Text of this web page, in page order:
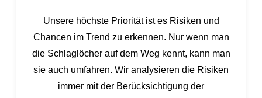
Unsere höchste Priorität ist es Risiken und
Chancen im Trend zu erkennen. Nur wenn man
die Schlaglöcher auf dem Weg kennt, kann man
sie auch umfahren. Wir analysieren die Risiken
immer mit der Berücksichtigung der